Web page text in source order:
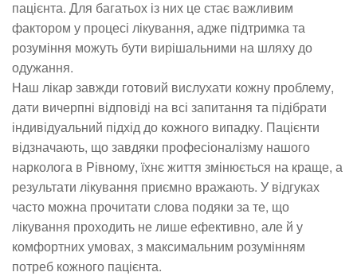
пацієнта. Для багатьох із них це стає важливим
фактором у процесі лікування, адже підтримка та
розуміння можуть бути вирішальними на шляху до
одужання.
Наш лікар завжди готовий вислухати кожну проблему,
дати вичерпні відповіді на всі запитання та підібрати
індивідуальний підхід до кожного випадку. Пацієнти
відзначають, що завдяки професіоналізму нашого
нарколога в Рівному, їхнє життя змінюється на краще, а
результати лікування приємно вражають. У відгуках
часто можна прочитати слова подяки за те, що
лікування проходить не лише ефективно, але й у
комфортних умовах, з максимальним розумінням
потреб кожного пацієнта.